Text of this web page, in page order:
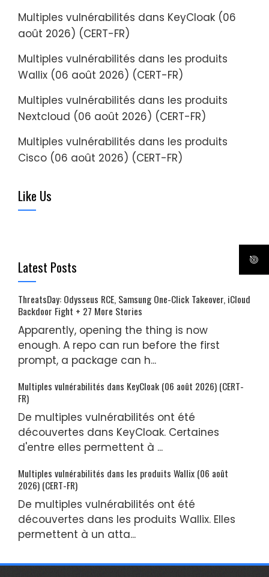
Multiples vulnérabilités dans KeyCloak (06
août 2026) (CERT-FR)
Multiples vulnérabilités dans les produits
Wallix (06 août 2026) (CERT-FR)
Multiples vulnérabilités dans les produits
Nextcloud (06 août 2026) (CERT-FR)
Multiples vulnérabilités dans les produits
Cisco (06 août 2026) (CERT-FR)
Like Us
Latest Posts
ThreatsDay: Odysseus RCE, Samsung One-Click Takeover, iCloud
Backdoor Fight + 27 More Stories
Apparently, opening the thing is now
enough. A repo can run before the first
prompt, a package can h...
Multiples vulnérabilités dans KeyCloak (06 août 2026) (CERT-
FR)
De multiples vulnérabilités ont été
découvertes dans KeyCloak. Certaines
d'entre elles permettent à ...
Multiples vulnérabilités dans les produits Wallix (06 août
2026) (CERT-FR)
De multiples vulnérabilités ont été
découvertes dans les produits Wallix. Elles
permettent à un atta...